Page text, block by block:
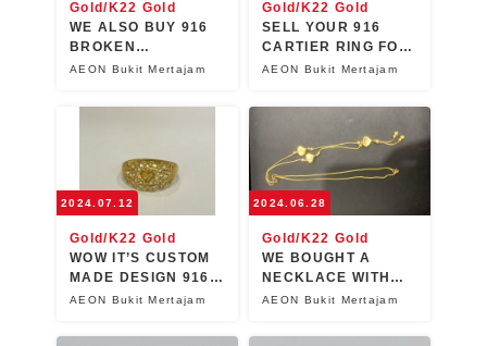
Pembelian Bernilai Tinggi
1,550
Pembelian Bernilai Tinggi
RM5,000
Gold/K22 Gold
WE ALSO BUY 916
BROKEN
EARRINGS!
AEON Bukit Mertajam
Gold/K22 Gold
SELL YOUR 916
CARTIER RING FOR
CASH NOW !
AEON Bukit Mertajam
2024.07.12
Gold/K22 Gold
WOW IT’S CUSTOM
MADE DESIGN 916
RING !
AEON Bukit Mertajam
2024.06.28
Gold/K22 Gold
WE BOUGHT A
NECKLACE WITH
LOVE DESIGN
AEON Bukit Mertajam